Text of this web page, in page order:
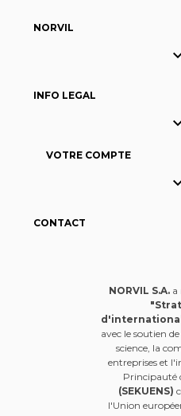
NORVIL
INFO LEGAL
VOTRE COMPTE
CONTACT
NORVIL S.A. a
avec le soutien
science, la
entreprises et
Principauté
(SEKUENS)
l'Union